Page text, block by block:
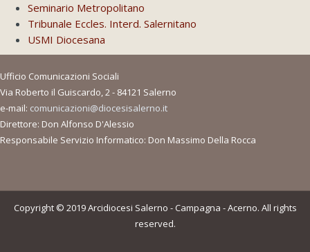
Seminario Metropolitano
Tribunale Eccles. Interd. Salernitano
USMI Diocesana
Ufficio Comunicazioni Sociali
Via Roberto il Guiscardo, 2 - 84121 Salerno
e-mail: comunicazioni@diocesisalerno.it
Direttore: Don Alfonso D'Alessio
Responsabile Servizio Informatico: Don Massimo Della Rocca
Copyright © 2019 Arcidiocesi Salerno - Campagna - Acerno. All rights
reserved.